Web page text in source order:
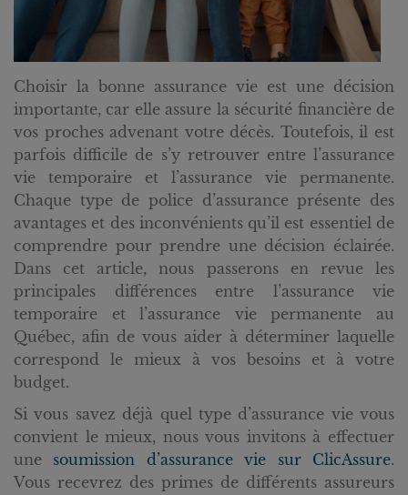
Choisir la bonne assurance vie est une décision
importante, car elle assure la sécurité financière de
vos proches advenant votre décès. Toutefois, il est
parfois difficile de s’y retrouver entre l’assurance
vie temporaire et l’assurance vie permanente.
Chaque type de police d’assurance présente des
avantages et des inconvénients qu’il est essentiel de
comprendre pour prendre une décision éclairée.
Dans cet article, nous passerons en revue les
principales différences entre l’assurance vie
temporaire et l’assurance vie permanente au
Québec, afin de vous aider à déterminer laquelle
correspond le mieux à vos besoins et à votre
budget.
Si vous savez déjà quel type d’assurance vie vous
convient le mieux, nous vous invitons à effectuer
une soumission d’assurance vie sur ClicAssure.
Vous recevrez des primes de différents assureurs